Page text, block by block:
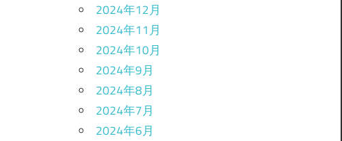
2024年12月
2024年11月
2024年10月
2024年9月
2024年8月
2024年7月
2024年6月